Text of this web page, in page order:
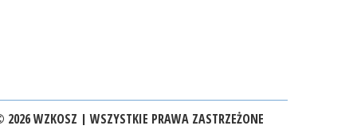
WZKOSZ | WSZYSTKIE PRAWA ZASTRZEŻONE